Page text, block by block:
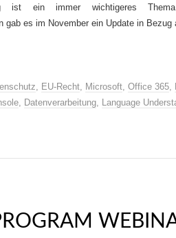
ist ein immer wichtigeres
gab es im November ein Update in Bezug
, EU-Recht, Microsoft, Office 365,
, Datenverarbeitung, Language